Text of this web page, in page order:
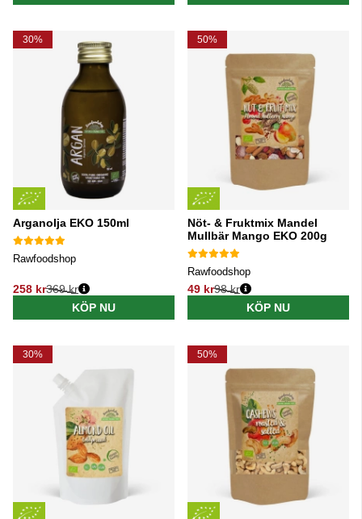
30%
Arganolja EKO 150ml
Rawfoodshop
258 kr
Ordinarie pris:
369 kr
KÖP NU
50%
Nöt- & Fruktmix Mandel
Mullbär Mango EKO 200g
Rawfoodshop
49 kr
Ordinarie pris:
98 kr
KÖP NU
30% 50%